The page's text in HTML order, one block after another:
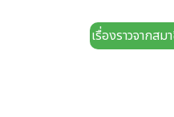
เรื่องราวจากสม